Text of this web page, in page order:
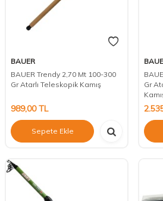
BAUER
BAUER Trendy 2,70 Mt 100-300
Gr Atarlı Teleskopik Kamış
989,00TL
Sepete Ekle
Gr